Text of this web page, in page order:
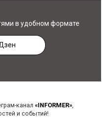
в удобном формате
канал «INFORMER»,
и событий!